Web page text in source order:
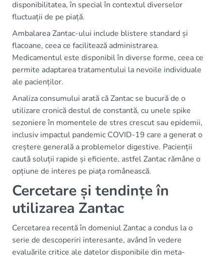
disponibilitatea, în special în contextul diverselor
fluctuații de pe piață.
Ambalarea Zantac-ului include blistere standard și
flacoane, ceea ce facilitează administrarea.
Medicamentul este disponibil în diverse forme, ceea ce
permite adaptarea tratamentului la nevoile individuale
ale pacienților.
Analiza consumului arată că Zantac se bucură de o
utilizare cronică destul de constantă, cu unele spike
sezoniere în momentele de stres crescut sau epidemii,
inclusiv impactul pandemic COVID-19 care a generat o
creștere generală a problemelor digestive. Pacienții
caută soluții rapide și eficiente, astfel Zantac rămâne o
opțiune de interes pe piața românească.
Cercetare și tendințe în
utilizarea Zantac
Cercetarea recentă în domeniul Zantac a condus la o
serie de descoperiri interesante, având în vedere
evaluările critice ale datelor disponibile din meta-